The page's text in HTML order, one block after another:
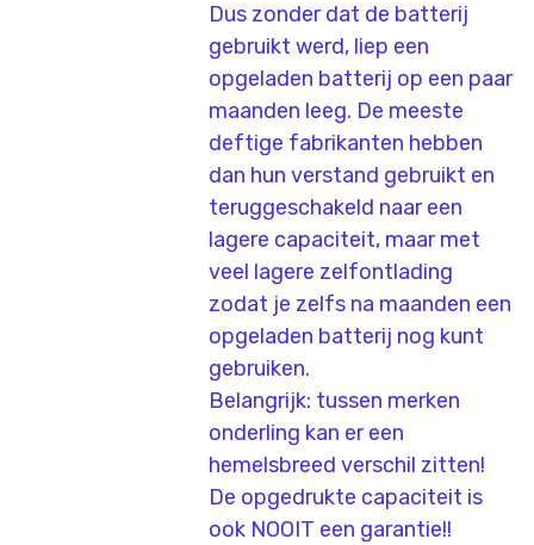
Dus zonder dat de batterij
gebruikt werd, liep een
opgeladen batterij op een paar
maanden leeg. De meeste
deftige fabrikanten hebben
dan hun verstand gebruikt en
teruggeschakeld naar een
lagere capaciteit, maar met
veel lagere zelfontlading
zodat je zelfs na maanden een
opgeladen batterij nog kunt
gebruiken.
Belangrijk: tussen merken
onderling kan er een
hemelsbreed verschil zitten!
De opgedrukte capaciteit is
ook NOOIT een garantie!!